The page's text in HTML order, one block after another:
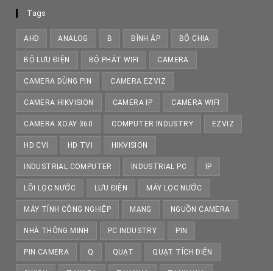
Tags
AHD ANALOG B BÌNH ÁP BỘ CHIA
BỘ LƯU ĐIỆN BỘ PHÁT WIFI CAMERA
CAMERA DÙNG PIN CAMERA EZVIZ
CAMERA HIKVISION CAMERA IP CAMERA WIFI
CAMERA XOAY 360 COMPUTER INDUSTRY EZVIZ
HD CVI HD TVI HIKVISION
INDUSTRIAL COMPUTER INDUSTRIAL PC IP
LÕI LỌC NƯỚC LƯU ĐIỆN MÁY LỌC NƯỚC
MÁY TÍNH CÔNG NGHIỆP MẠNG NGUỒN CAMERA
NHÀ THÔNG MINH PC INDUSTRY PIN
PIN CAMERA Q QUẠT QUẠT TÍCH ĐIỆN